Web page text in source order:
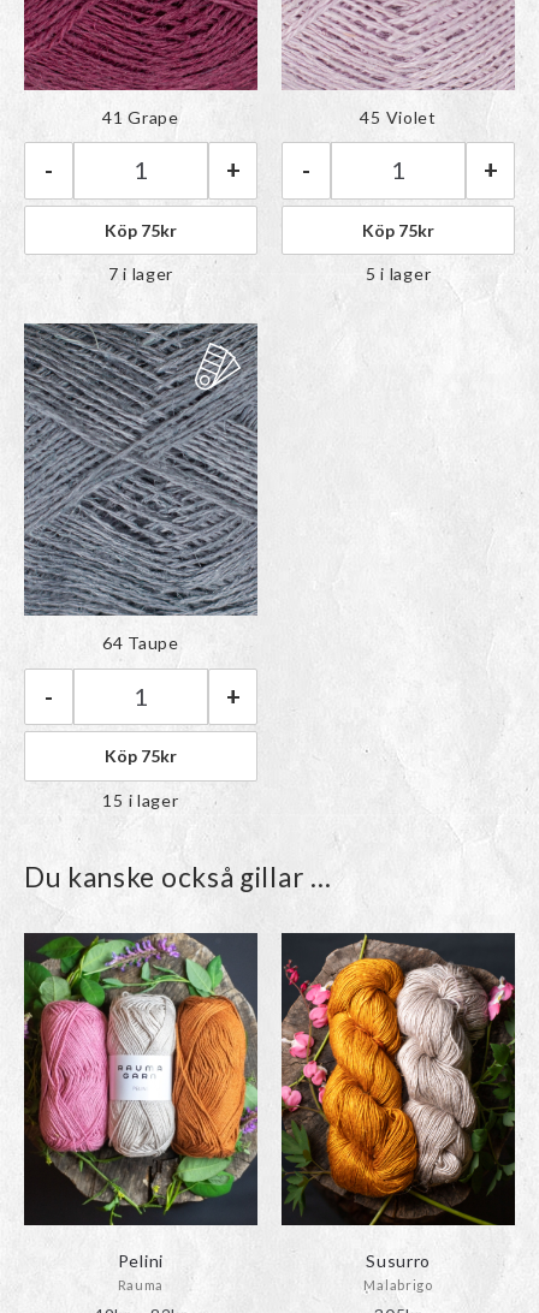
Färgen har lagts till i
paletten
BC Garn Lino | 41 Grape mängd
- +
41 Grape
Köp 75kr
7 i lager
Färgen har lagts till i
paletten
BC Garn Lino |
- +
45 Violet
Köp 75kr
5 i lager
Färgen har lagts till i
paletten
BC Garn Lino | 64 Taupe mängd
- +
64 Taupe
Köp 75kr
15 i lager
Du kanske också gillar …
Pelini
Rauma
Susurro
Malabrigo